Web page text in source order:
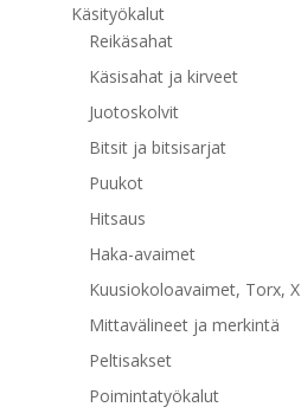
Käsityökalut
Reikäsahat
Käsisahat ja kirveet
Juotoskolvit
Bitsit ja bitsisarjat
Puukot
Hitsaus
Haka-avaimet
Kuusiokoloavaimet, Torx,
Mittavälineet ja merkintä
Peltisakset
Poimintatyökalut